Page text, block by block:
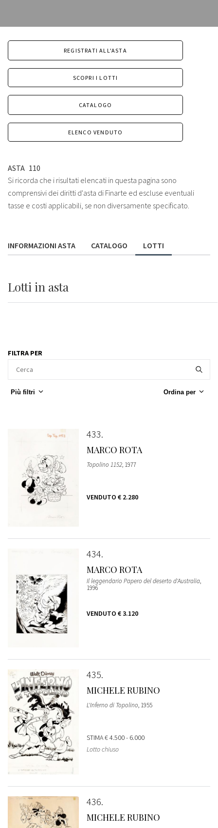
REGISTRATI ALL'ASTA
SCOPRI I LOTTI
CATALOGO
ELENCO VENDUTO
ASTA 110
Si ricorda che i risultati elencati in questa pagina sono
comprensivi dei diritti d'asta di Finarte ed escluse eventuali
tasse e costi applicabili, se non diversamente specificato.
INFORMAZIONI ASTA CATALOGO LOTTI
Lotti in asta
FILTRA PER
Più filtri Ordina per
433
MARCO ROTA
Topolino 1152, 1977
VENDUTO € 2.280
434
MARCO ROTA
Il leggendario Papero del deserto d'Australia,
1996
VENDUTO € 3.120
435
MICHELE RUBINO
L'Inferno di Topolino, 1955
STIMA€ 4.500 - 6.000
Lotto chiuso
436
MICHELE RUBINO